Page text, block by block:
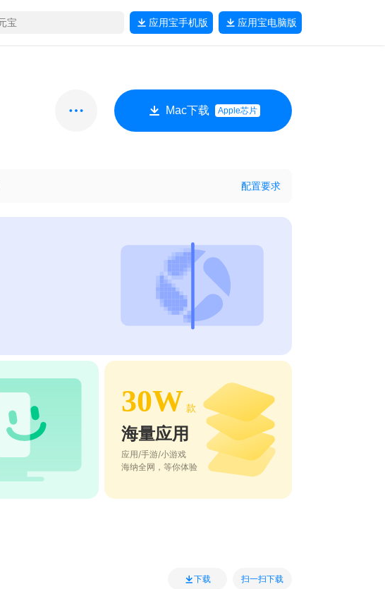
应用宝手机版 应用宝电脑版
Mac下载 Apple芯片
配置要求
30W 款
海量应用
应用/手游/小游戏
海纳全网，等你体验
下载 扫一扫下载